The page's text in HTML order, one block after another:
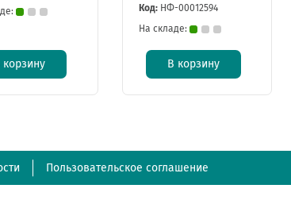
корзину
Код: НФ-00012594
На складе:
В корзину
Пользовательское соглашение